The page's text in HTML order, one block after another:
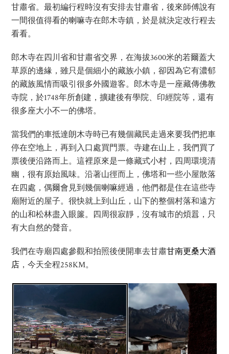
甘肅省。最初編行程時沒有安排去甘肅省，後來師傅說有
一間很值得看的喇嘛寺在郎木寺鎮，於是就決定改行程去
看看。
郎木寺在四川省和甘肅省交界，在海拔3600米的若爾蓋大
草原的邊緣，雖只是個細小的藏族小鎮，卻因為它有濃郁
的藏族風情而吸引很多外國遊客。郎木寺是一座藏傳佛教
寺院，於1748年所創建，擴建後有學院、印經院等，還有
很多座大小不一的佛塔。
當我們的車抵達朗木寺時已有幾個藏民走過來要我們把車
停在空地上，再到入口處買門票。寺建在山上，我們買了
票後便沿路而上。這裡原來是一條藏式小村，四周環境清
幽，很有原始風味。沿著山徑而上，佛塔和一些小屋散落
在四處，偶爾會見到幾個喇嘛經過，他們都是住在這些寺
廟附近的屋子。很快就上到山丘，山下的整個村落和遠方
的山和松林盡入眼簾。四周很寂靜，沒有城市的煩囂，只
有大自然的聲音。
我們在寺廟四處參觀和拍照後便開車去甘肅甘南更桑大酒
店 ，今天全程258KM。